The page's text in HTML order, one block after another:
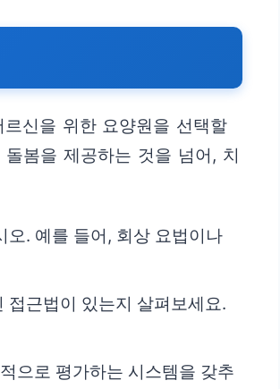
신을 위한 요양원을 선택할
봄을 제공하는 것을 넘어, 치
. 예를 들어, 회상 요법이나
접근법이 있는지 살펴보세요.
으로 평가하는 시스템을 갖추